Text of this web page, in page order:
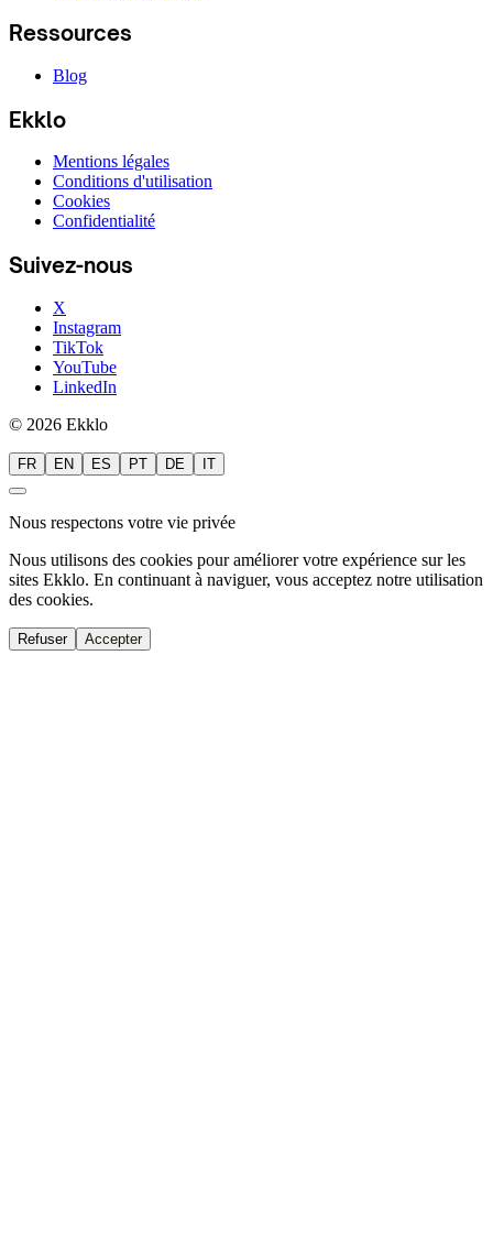
Ressources
Blog
Ekklo
Mentions légales
Conditions d'utilisation
Cookies
Confidentialité
Suivez-nous
X
Instagram
TikTok
YouTube
LinkedIn
© 2026 Ekklo
FR EN ES PT DE IT
Nous respectons votre vie privée
Nous utilisons des cookies pour améliorer votre expérience sur les
sites Ekklo. En continuant à naviguer, vous acceptez notre utilisation
des cookies.
Refuser Accepter